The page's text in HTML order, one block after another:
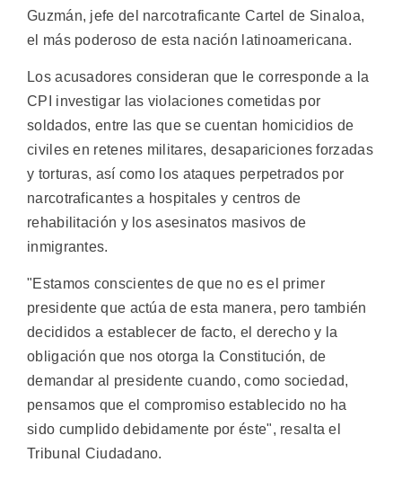
Guzmán, jefe del narcotraficante Cartel de Sinaloa,
el más poderoso de esta nación latinoamericana.
Los acusadores consideran que le corresponde a la
CPI investigar las violaciones cometidas por
soldados, entre las que se cuentan homicidios de
civiles en retenes militares, desapariciones forzadas
y torturas, así como los ataques perpetrados por
narcotraficantes a hospitales y centros de
rehabilitación y los asesinatos masivos de
inmigrantes.
"Estamos conscientes de que no es el primer
presidente que actúa de esta manera, pero también
decididos a establecer de facto, el derecho y la
obligación que nos otorga la Constitución, de
demandar al presidente cuando, como sociedad,
pensamos que el compromiso establecido no ha
sido cumplido debidamente por éste", resalta el
Tribunal Ciudadano.